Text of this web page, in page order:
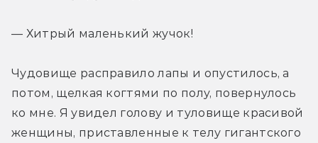
— Хитрый маленький жучок!
Чудовище расправило лапы и опустилось, а
потом, щелкая когтями по полу, повернулось
ко мне. Я увидел голову и туловище красивой
женщины, приставленные к телу гигантского